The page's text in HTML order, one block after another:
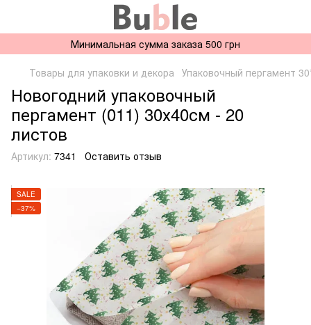
Минимальная сумма заказа 500 грн
Товары для упаковки и декора Упаковочный пергамент
Новогодний упаковочный
пергамент (011) 30х40см - 20
листов
Артикул: 7341 Оставить отзыв
SALE
−37%